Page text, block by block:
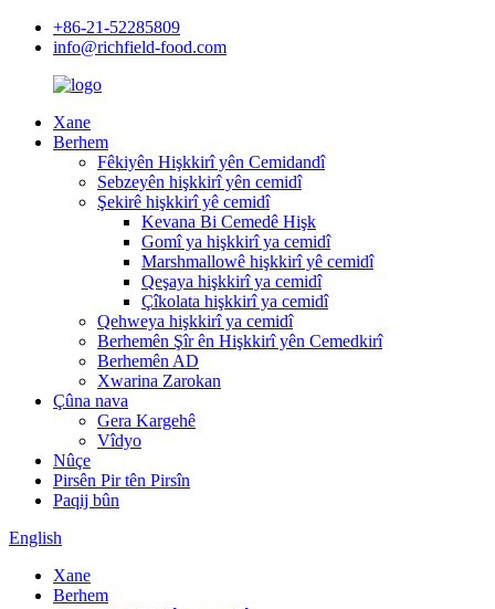
+86-21-52285809
info@richfield-food.com
Xane
Berhem
Fêkiyên Hişkkirî yên Cemidandî
Sebzeyên hişkkirî yên cemidî
Şekirê hişkkirî yê cemidî
Kevana Bi Cemedê Hişk
Gomî ya hişkkirî ya cemidî
Marshmallowê hişkkirî yê cemidî
Qeşaya hişkkirî ya cemidî
Çîkolata hişkkirî ya cemidî
Qehweya hişkkirî ya cemidî
Berhemên Şîr ên Hişkkirî yên Cemedkirî
Berhemên AD
Xwarina Zarokan
Çûna nava
Gera Kargehê
Vîdyo
Nûçe
Pirsên Pir tên Pirsîn
Paqij bûn
English
Xane
Berhem